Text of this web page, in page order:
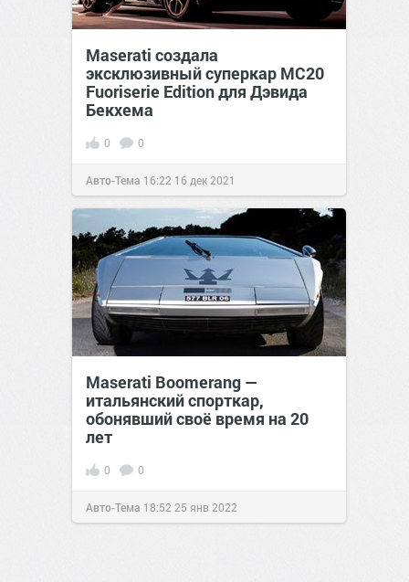
Maserati создала
эксклюзивный суперкар MC20
Fuoriserie Edition для Дэвида
Бекхема
0 0
Авто-Тема 16:22 16 дек 2021
Maserati Boomerang —
итальянский спорткар,
обонявший своё время на 20
лет
0 0
Авто-Тема 18:52 25 янв 2022